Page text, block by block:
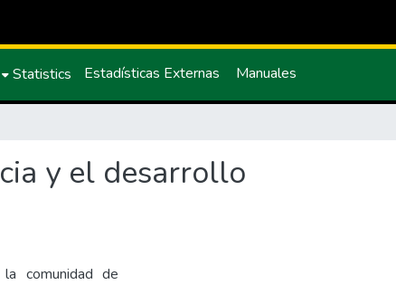
Statistics Estadísticas Externas Manuales
y el desarrollo
comunidad de